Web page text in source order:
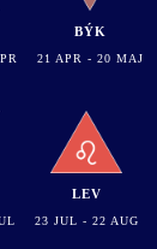
BÝK
21 APR - 20 MAJ
LEV
23 JUL - 22 AUG